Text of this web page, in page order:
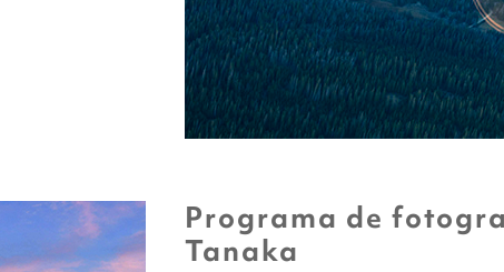
Programa de
Tanaka